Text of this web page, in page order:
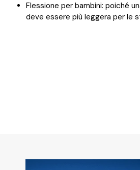
Flessione per bambini: poiché
deve essere più leggera per le